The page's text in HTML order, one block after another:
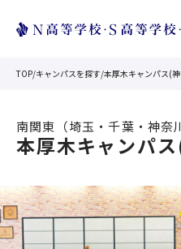
TOP/キャンパスを探す/本厚木キャンパス(
南関東（埼玉・千葉・神奈
本厚木キャンパ